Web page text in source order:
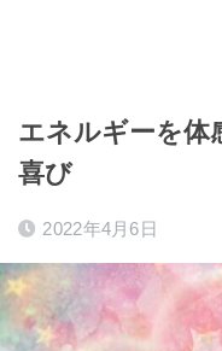
エネルギーを体
喜び
2022年4月6日